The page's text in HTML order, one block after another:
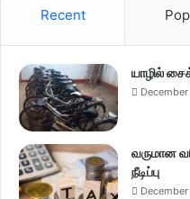
Recent
யாழில்
வருமான
நீடிப்பு